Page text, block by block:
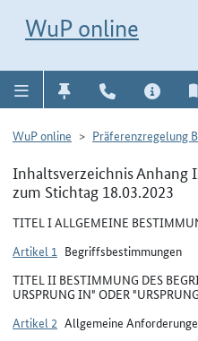
WuP online
WuP online Präferenzregelung
Inhaltsverzeichnis Anhang
zum Stichtag 18.03.2023
TITEL I ALLGEMEINE
Artikel 1 Begriffsbestimmungen
TITEL II BESTIMMUNG DES
URSPRUNG IN" ODER
Artikel 2 Allgemeine